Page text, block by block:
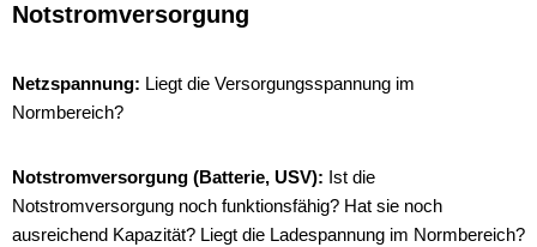
Notstromversorgung
Netzspannung: Liegt die Versorgungsspannung im
Normbereich?
Notstromversorgung (Batterie, USV): Ist die
Notstromversorgung noch funktionsfähig? Hat sie noch
ausreichend Kapazität? Liegt die Ladespannung im Normbereich?